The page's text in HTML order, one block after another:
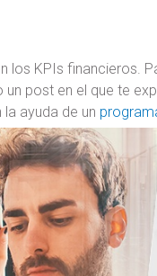
los KPIs financieros.
post en el que te
ayuda de un